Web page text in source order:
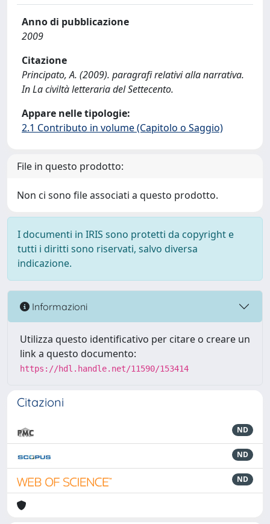
Anno di pubblicazione
2009
Citazione
Principato, A. (2009). paragrafi relativi alla narrativa.
In La civiltà letteraria del Settecento.
Appare nelle tipologie:
2.1 Contributo in volume (Capitolo o Saggio)
File in questo prodotto:
Non ci sono file associati a questo prodotto.
I documenti in IRIS sono protetti da copyright e
tutti i diritti sono riservati, salvo diversa
indicazione.
Informazioni
Utilizza questo identificativo per citare o creare un
link a questo documento:
https://hdl.handle.net/11590/153414
Citazioni
ND
ND
ND